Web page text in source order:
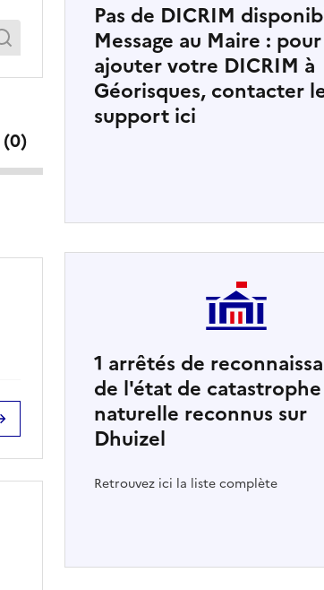
Rechercher
0)
Pas de DICRIM
Message au Maire : pour
ajouter votre DICRIM à
Géorisques, contacter
support ici
1 arrêtés de
de l'état de catastrophe
naturelle reconnus sur
Dhuizel
Retrouvez ici la liste complète